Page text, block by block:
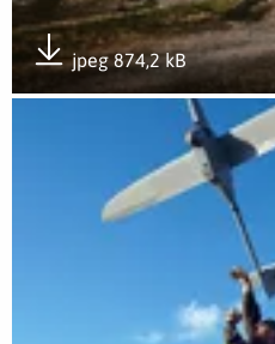
jpeg 874,2 kB
Pobierz załącznik
Otwórz załącznik 2LBOT - 5